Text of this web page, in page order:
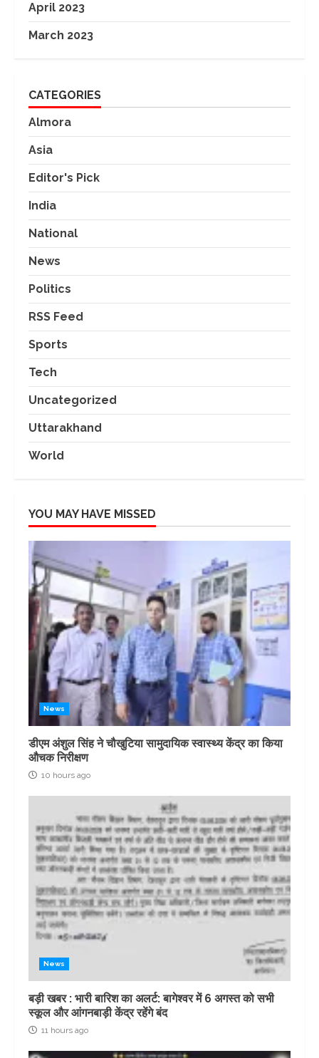
April 2023
March 2023
CATEGORIES
Almora
Asia
Editor's Pick
India
National
News
Politics
RSS Feed
Sports
Tech
Uncategorized
Uttarakhand
World
YOU MAY HAVE MISSED
News
डीएम अंशुल सिंह ने चौखुटिया सामुदायिक स्वास्थ्य केंद्र का किया
औचक निरीक्षण
10 hours ago
News
बड़ी खबर : भारी बारिश का अलर्ट: बागेश्वर में 6 अगस्त को सभी
स्कूल और आंगनबाड़ी केंद्र रहेंगे बंद
11 hours ago